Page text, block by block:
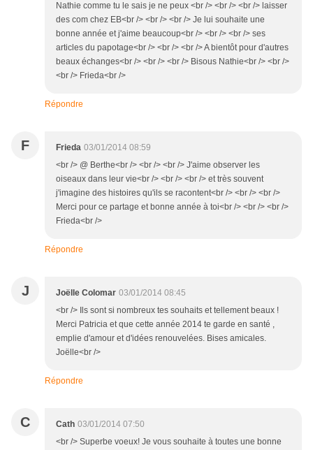
Nathie comme tu le sais je ne peux <br /> <br /> <br /> laisser
des com chez EB<br /> <br /> <br /> Je lui souhaite une
bonne année et j'aime beaucoup<br /> <br /> <br /> ses
articles du papotage<br /> <br /> <br /> A bientôt pour d'autres
beaux échanges<br /> <br /> <br /> Bisous Nathie<br /> <br />
<br /> Frieda<br />
Répondre
F Frieda 03/01/2014 08:59
<br /> @ Berthe<br /> <br /> <br /> J'aime observer les
oiseaux dans leur vie<br /> <br /> <br /> et très souvent
j'imagine des histoires qu'ils se racontent<br /> <br /> <br />
Merci pour ce partage et bonne année à toi<br /> <br /> <br />
Frieda<br />
Répondre
J Joëlle Colomar 03/01/2014 08:45
<br /> Ils sont si nombreux tes souhaits et tellement beaux !
Merci Patricia et que cette année 2014 te garde en santé ,
emplie d'amour et d'idées renouvelées. Bises amicales.
Joëlle<br />
Répondre
C Cath 03/01/2014 07:50
<br /> Superbe voeux! Je vous souhaite à toutes une bonne